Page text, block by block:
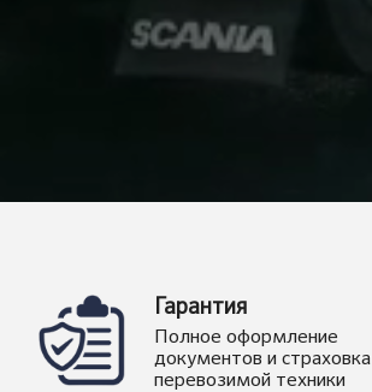
Гарантия
Полное оформление
документов и страховка
перевозимой техники